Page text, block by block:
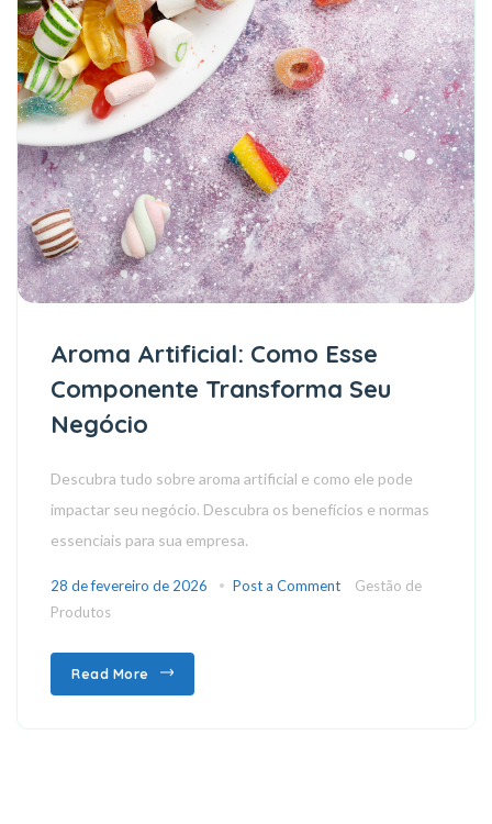
Aroma Artificial: Como Esse
Componente Transforma Seu
Negócio
Descubra tudo sobre aroma artificial e como ele pode
impactar seu negócio. Descubra os benefícios e normas
essenciais para sua empresa.
28 de fevereiro de 2026 Post a Comment
Gestão de
Produtos
Read More